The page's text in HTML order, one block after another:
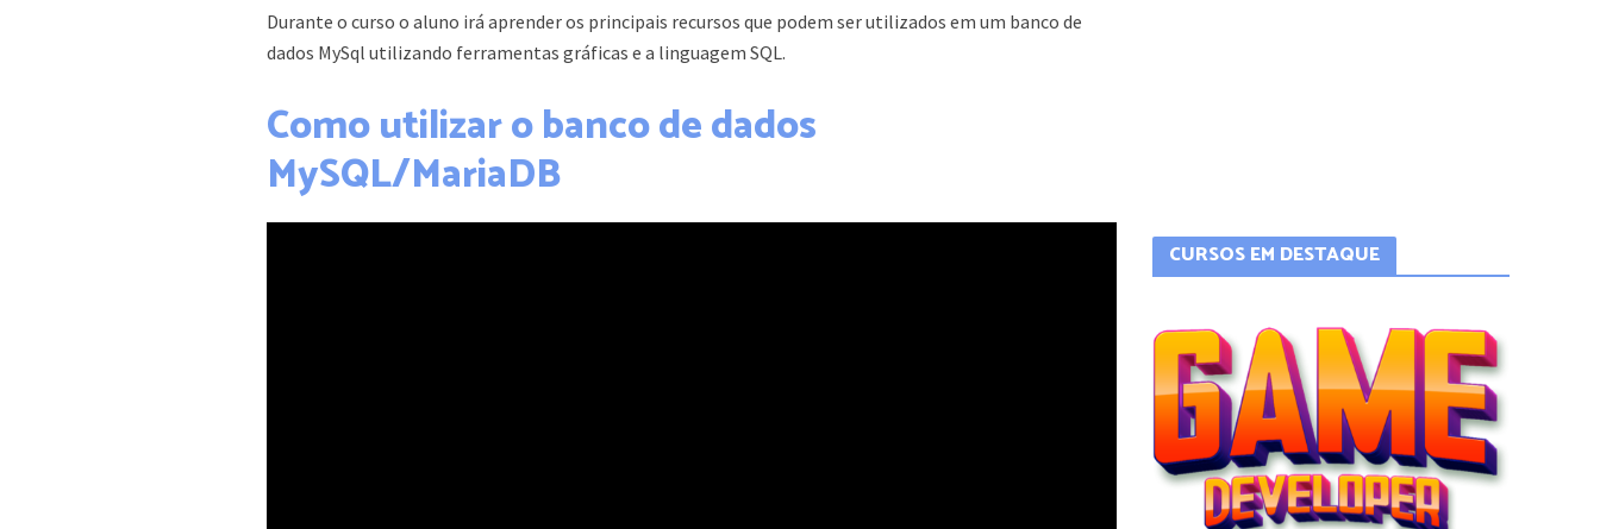
Durante o curso o aluno irá aprender os principais recursos que podem ser utilizados em um banco de
dados MySql utilizando ferramentas gráficas e a linguagem SQL.
Como utilizar o banco de dados
MySQL/MariaDB
CURSOS EM DESTAQUE